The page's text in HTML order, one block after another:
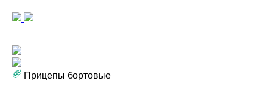
Прицепы бортовые